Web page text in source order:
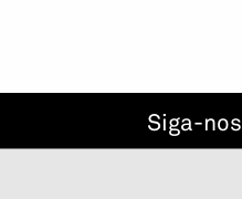
Siga-nos